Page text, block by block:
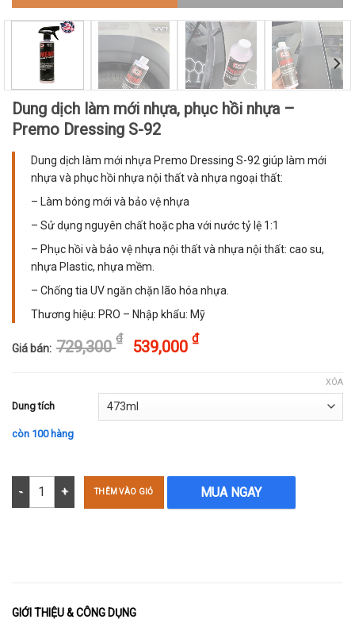
Dung dịch làm mới nhựa, phục hồi nhựa –
Premo Dressing S-92
Dung dịch làm mới nhựa Premo Dressing S-92 giúp làm mới
nhựa và phục hồi nhựa nội thất và nhựa ngoại thất:
– Làm bóng mới và bảo vệ nhựa
– Sử dụng nguyên chất hoặc pha với nước tỷ lệ 1:1
– Phục hồi và bảo vệ nhựa nội thất và nhựa nội thất: cao su,
nhựa Plastic, nhựa mềm.
– Chống tia UV ngăn chặn lão hóa nhựa.
Thương hiệu: PRO – Nhập khẩu: Mỹ
Giá bán: 729,300₫ Original price was:
Current price is:
Original price was:
539,000 ₫Current price
Dung tích
XÓA
còn 100 hàng
Dung dịch làm mới nhựa, phục hồi nhựa - Premo Dressing S-92 số
THÊM VÀO GIỎ MUA NGAY
GIỚI THIỆU & CÔNG DỤNG